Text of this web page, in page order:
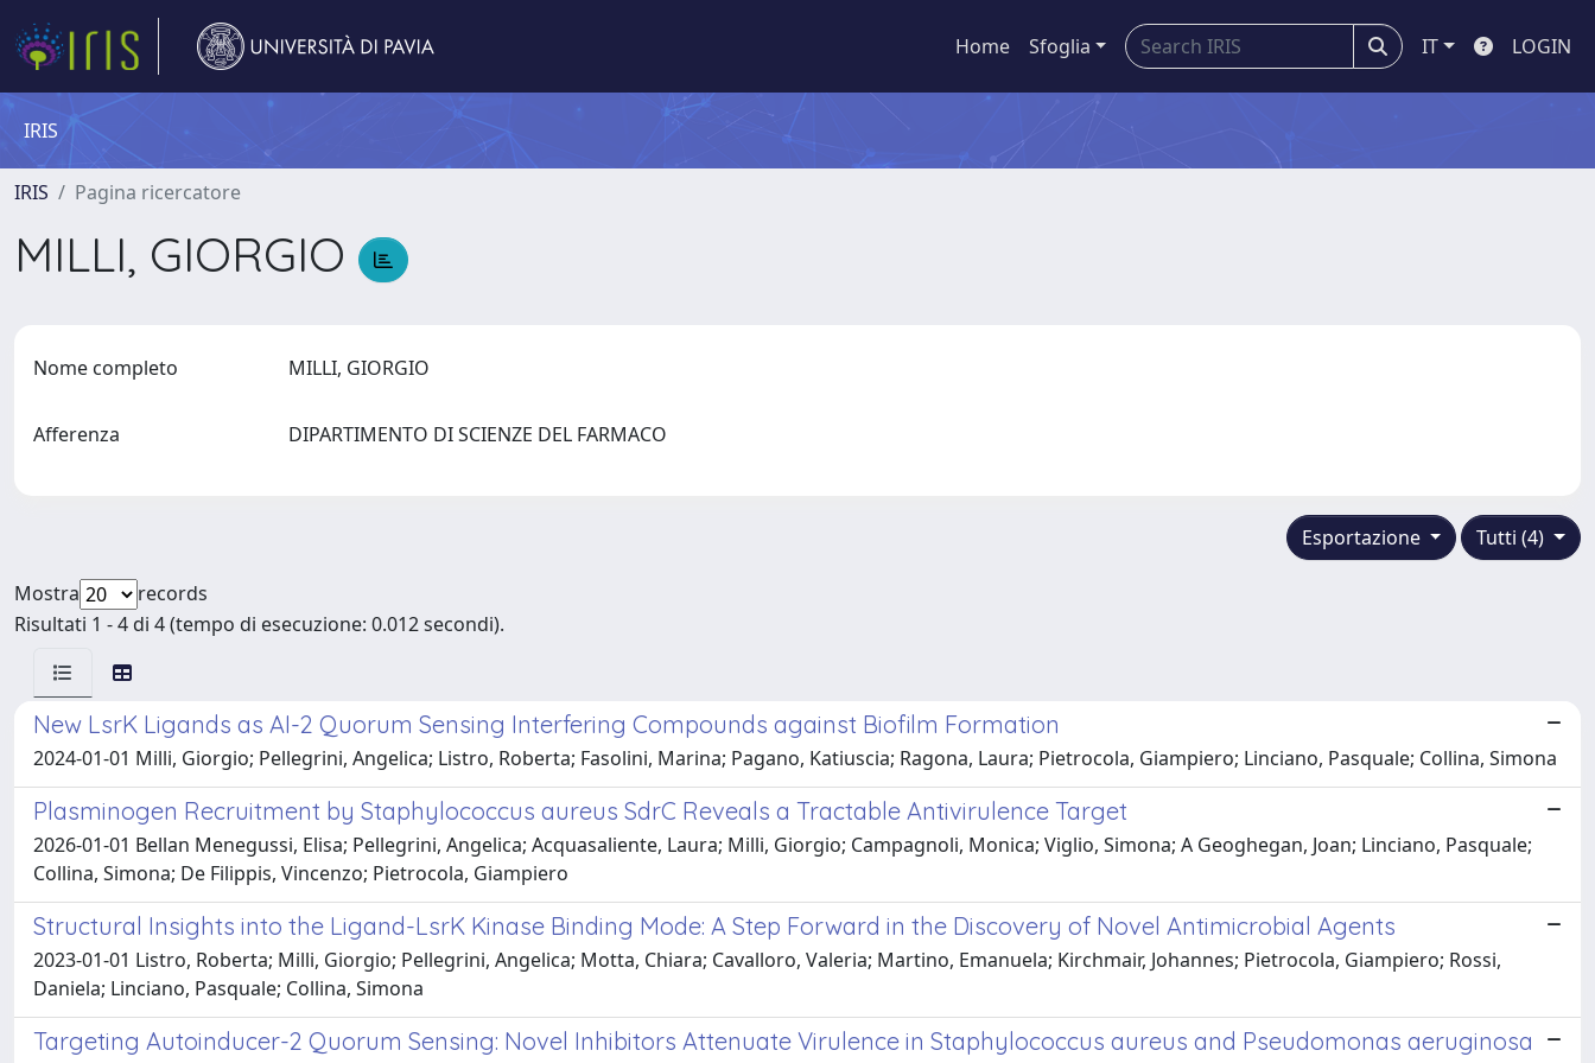
Home Sfoglia IT LOGIN
IRIS
IRIS Pagina ricercatore
MILLI, GIORGIO
Nome completo MILLI, GIORGIO
Afferenza DIPARTIMENTO DI SCIENZE DEL FARMACO
Tutti (4)
Esportazione
Mostra
records
Risultati 1 - 4 di 4 (tempo di esecuzione: 0.012 secondi).
New LsrK Ligands as AI-2 Quorum Sensing Interfering Compounds against Biofilm Formation
2024-01-01 Milli, Giorgio; Pellegrini, Angelica; Listro, Roberta; Fasolini, Marina; Pagano, Katiuscia; Ragona, Laura; Pietrocola, Giampiero; Linciano, Pasquale; Collina, Simona
Plasminogen Recruitment by Staphylococcus aureus SdrC Reveals a Tractable Antivirulence Target
2026-01-01 Bellan Menegussi, Elisa; Pellegrini, Angelica; Acquasaliente, Laura; Milli, Giorgio; Campagnoli, Monica; Viglio, Simona; A Geoghegan, Joan; Linciano, Pasquale;
Collina, Simona; De Filippis, Vincenzo; Pietrocola, Giampiero
Structural Insights into the Ligand-LsrK Kinase Binding Mode: A Step Forward in the Discovery of Novel Antimicrobial Agents
2023-01-01 Listro, Roberta; Milli, Giorgio; Pellegrini, Angelica; Motta, Chiara; Cavalloro, Valeria; Martino, Emanuela; Kirchmair, Johannes; Pietrocola, Giampiero; Rossi,
Daniela; Linciano, Pasquale; Collina, Simona
Targeting Autoinducer-2 Quorum Sensing: Novel Inhibitors Attenuate Virulence in Staphylococcus aureus and Pseudomonas aeruginosa